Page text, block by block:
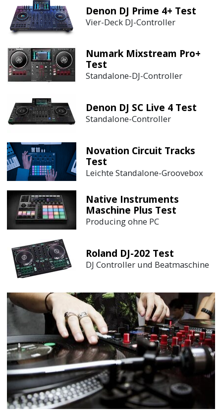
Denon DJ Prime 4+ Test
Vier-Deck DJ-Controller
Numark Mixstream Pro+
Test
Standalone-DJ-Controller
Denon DJ SC Live 4 Test
Standalone-Controller
Novation Circuit Tracks
Test
Leichte Standalone-Groovebox
Native Instruments
Maschine Plus Test
Producing ohne PC
Roland DJ-202 Test
DJ Controller und Beatmaschine